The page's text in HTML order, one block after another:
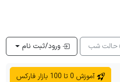
حالت شب
آموزش 0 تا 100 بازار فارکس